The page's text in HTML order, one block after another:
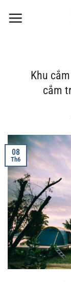
qua
Khu
cắm
08
Th6